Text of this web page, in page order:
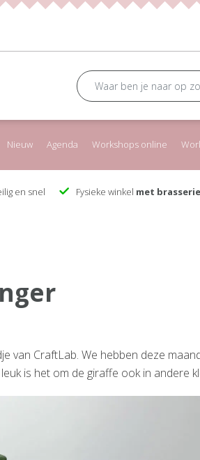
Nieuw Agenda Workshops online
en snel Fysieke winkel met brasserie
van CraftLab. We hebben deze
is het om de giraffe ook in andere